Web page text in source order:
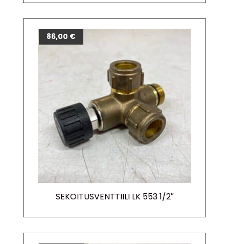
SEKOITUSVENTTIILI LK 553 1/2″
86,00 €